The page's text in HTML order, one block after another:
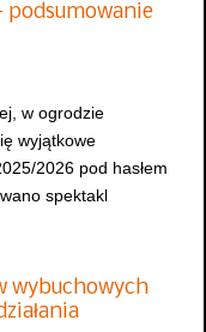
podsumowanie
w ogrodzie
wyjątkowe
2026 pod hasłem
spektakl
wybuchowych